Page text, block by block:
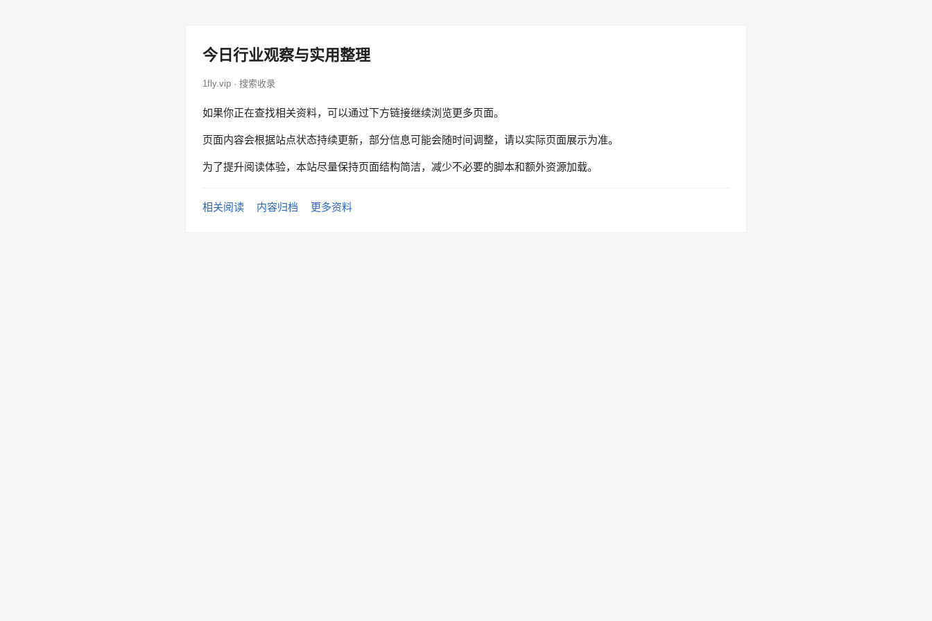
今日行业观察与实用整理
1fly.vip · 搜索收录
如果你正在查找相关资料，可以通过下方链接继续浏览更多页面。
页面内容会根据站点状态持续更新，部分信息可能会随时间调整，请以实际页面展示为准。
为了提升阅读体验，本站尽量保持页面结构简洁，减少不必要的脚本和额外资源加载。
相关阅读 内容归档 更多资料